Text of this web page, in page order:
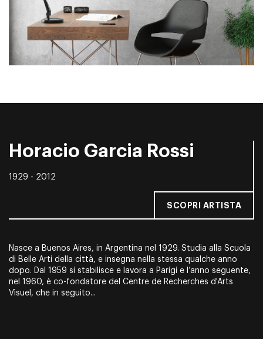
Horacio Garcia Rossi
1929 - 2012
SCOPRI ARTISTA
Nasce a Buenos Aires, in Argentina nel 1929. Studia alla Scuola
di Belle Arti della città, e insegna nella stessa qualche anno
dopo. Dal 1959 si stabilisce e lavora a Parigi e l’anno seguente,
nel 1960, è co-fondatore del Centre de Recherches d'Arts
Vìsuel, che in seguito...